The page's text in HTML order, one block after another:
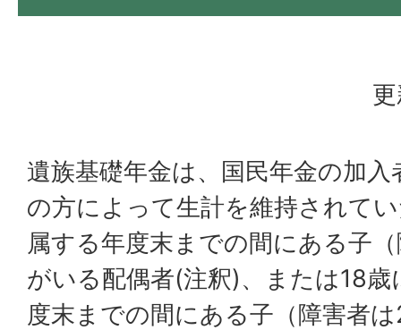
遺族基礎年金は、国民年金の加
の方によって生計を維持されて
属する年度末までの間にある子
がいる配偶者(注釈)、または18
度末までの間にある子（障害者